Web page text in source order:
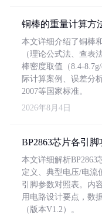
铜棒的重量计算方
本文详细介绍了铜棒
（理论公式法、查表
棒密度取值（8.4-
际计算案例、误差分
2007等国家标准。
2026年8月4日
BP2863芯片各引脚
本文详细解析BP2863
定义、典型电压/电流
引脚参数对照表。内
用电路设计要点，数
（版本V1.2）。